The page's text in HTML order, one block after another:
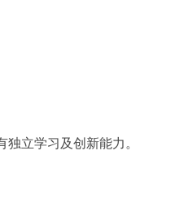
立学习及创新能力。